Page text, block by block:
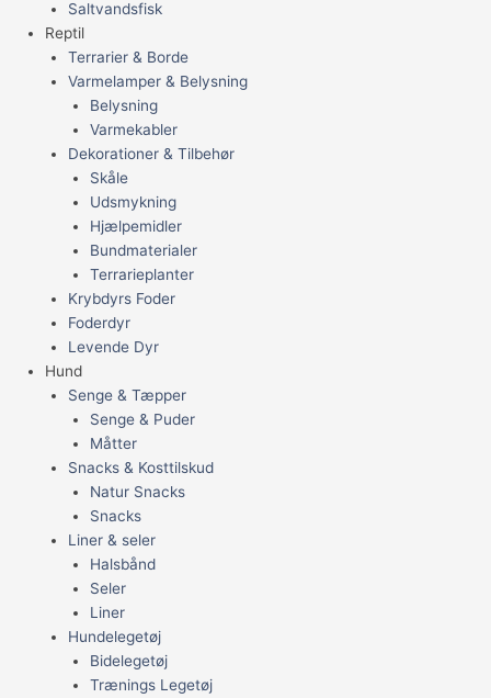
Saltvandsfisk
Reptil
Terrarier & Borde
Varmelamper & Belysning
Belysning
Varmekabler
Dekorationer & Tilbehør
Skåle
Udsmykning
Hjælpemidler
Bundmaterialer
Terrarieplanter
Krybdyrs Foder
Foderdyr
Levende Dyr
Hund
Senge & Tæpper
Senge & Puder
Måtter
Snacks & Kosttilskud
Natur Snacks
Snacks
Liner & seler
Halsbånd
Seler
Liner
Hundelegetøj
Bidelegetøj
Trænings Legetøj